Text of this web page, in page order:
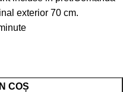
exterior 70 cm.
COȘ